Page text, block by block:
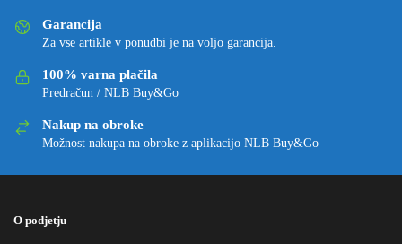
Garancija
Za vse artikle v ponudbi je na voljo garancija.
100% varna plačila
Predračun / NLB Buy&Go
Nakup na obroke
Možnost nakupa na obroke z aplikacijo NLB Buy&Go
O podjetju